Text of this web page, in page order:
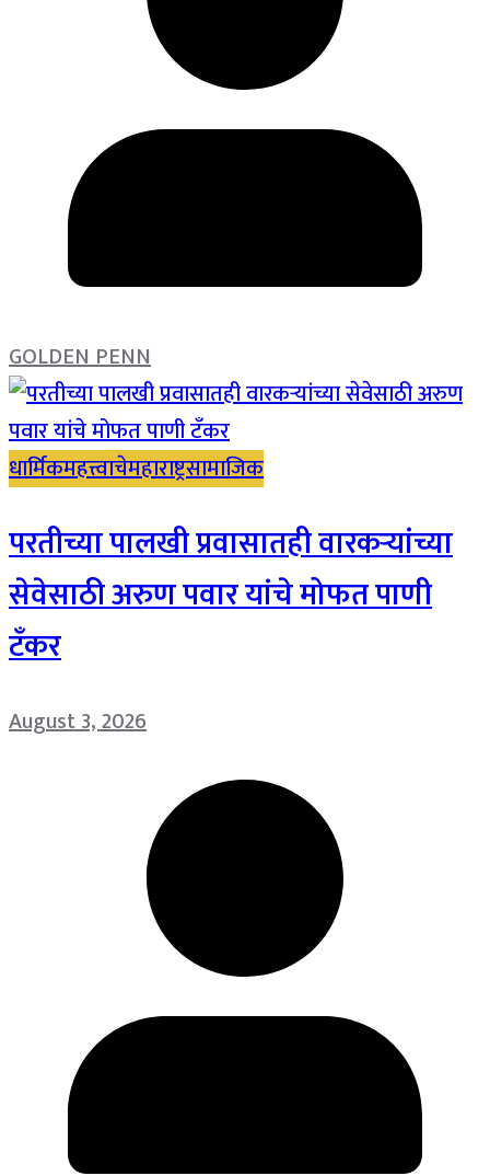
GOLDEN PENN
धार्मिकमहत्त्वाचेमहाराष्ट्रसामाजिक
परतीच्या पालखी प्रवासातही वारकऱ्यांच्या
सेवेसाठी अरुण पवार यांचे मोफत पाणी
टँकर
August 3, 2026